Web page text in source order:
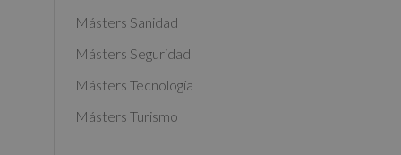
Másters Sanidad
Másters Seguridad
Másters Tecnología
Másters Turismo